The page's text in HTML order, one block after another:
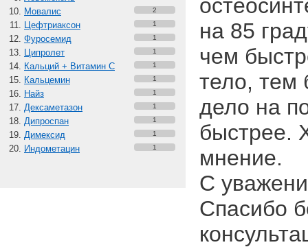
Мовалис 2
Цефтриаксон 1
Фуросемид 1
Ципролет 1
Кальций + Витамин C 1
Кальцемин 1
Найз 1
Дексаметазон 1
Дипроспан 1
Димексид 1
Индометацин 1
на 85
чем
тело, тем
дело на
быстрее.
мнение.
С
Спасибо